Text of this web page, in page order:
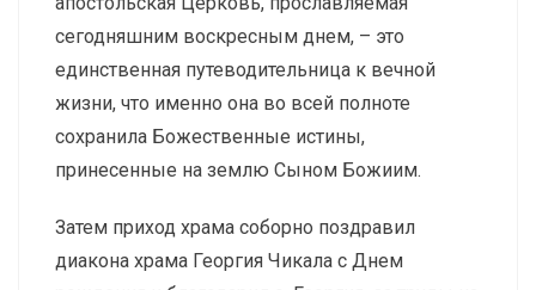
сегодняшним воскресным днем, – это
единственная путеводительница к вечной
жизни, что именно она во всей полноте
сохранила Божественные истины,
принесенные на землю Сыном Божиим.
Затем приход храма соборно поздравил
диакона храма Георгия Чикала с Днем